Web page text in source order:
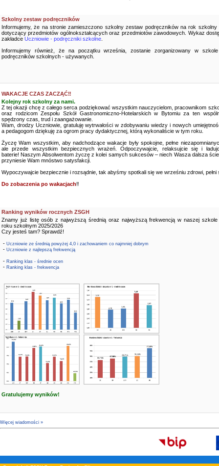
Szkolny zestaw podręczników
Informujemy, że na stronie zamieszczono szkolny zestaw podręczników na rok szkolny
dotyczący przedmiotów ogólnokształcących oraz przedmiotów zawodowych. Wykaz
zakładce Uczniowie - podręczniki szkolne
Informujemy również, że na początku września, zostanie zorganizowany w
podręczników szkolnych - używanych.
WAKACJE CZAS ZACZĄĆ‼️
Kolejny rok szkolny za nami.
Z tej okazji chcę z całego serca podziękować wszystkim nauczycielom, pracownikom
oraz rodzicom Zespołu Szkół Gastronomiczno-Hotelarskich w Bytomiu za ten
spędzony czas, trud i zaangażowanie.
Wam, drodzy Uczniowie, gratuluję wytrwałości w zdobywaniu wiedzy i nowych
a pedagogom dziękuję za ogrom pracy dydaktycznej, którą wykonaliście w tym roku.
Życzę Wam wszystkim, aby nadchodzące wakacje były spokojne, pełne
ale przede wszystkim bezpiecznych wrażeń. Odpoczywajcie, relaksujcie się i
baterie! Naszym Absolwentom życzę z kolei samych sukcesów – niech Wasza dalsza
przyniesie Wam mnóstwo satysfakcji.
Wypoczywajcie bezpiecznie i rozsądnie, tak abyśmy spotkali się we wrześniu zdrowi, pełni
Do zobaczenia po wakacjach‼️
Ranking wyników rocznych ZSGH
Znamy już listę osób z najwyższą średnią oraz najwyższą frekwencją w naszej szkole
roku szkolnym 2025/2026
Czy jesteś tam? Sprawdź!
- Uczniowie ze średnią powyżej 4,0 i zachowaniem co najmniej dobrym
- Uczniowie z najlepszą frekwencją
- Ranking klas - średnie ocen
- Ranking klas - frekwencja
Gratulujemy wyników!
Więcej wiadomości »